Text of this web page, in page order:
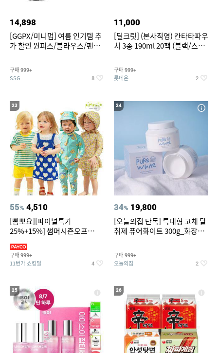
14,898
[GGPX/미니멈] 여름 인기템 추
가 할인 원피스/블라우스/팬츠
구매 999+
SSG 8
11,000
[딜크릿] (본사직영) 칸타타파우
치 3종 190ml 20팩 (블랙/스위
구매 999+
롯데온 2
23
55% 4,510
[삠뽀요][파이널특가
25%+15%] 썸머시즌오프
영복/티셔츠/
구매 999+
11번가 쇼킹딜 4
24
34% 19,800
[오늘의집 단독] 특대형 고체 탈
취제 퓨어화이트 300g_화장실
구매 999+
오늘의집 2
25 26